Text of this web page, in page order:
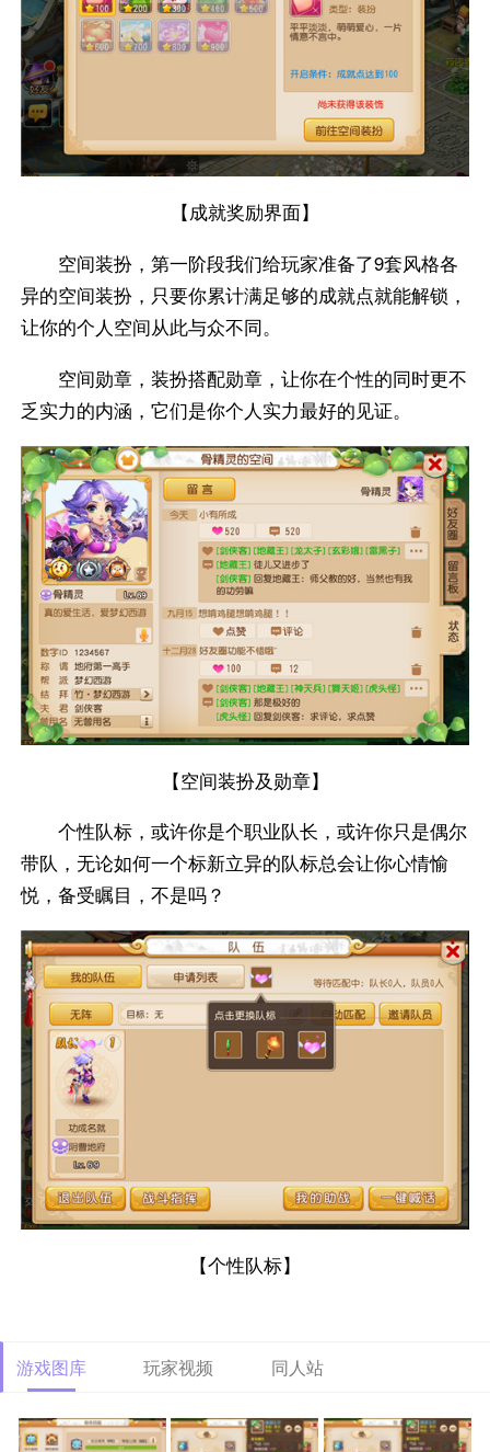
【成就奖励界面】
空间装扮，第一阶段我们给玩家准备了9套风格各
异的空间装扮，只要你累计满足够的成就点就能解锁，
让你的个人空间从此与众不同。
空间勋章，装扮搭配勋章，让你在个性的同时更不
乏实力的内涵，它们是你个人实力最好的见证。
【空间装扮及勋章】
个性队标，或许你是个职业队长，或许你只是偶尔
带队，无论如何一个标新立异的队标总会让你心情愉
悦，备受瞩目，不是吗？
【个性队标】
游戏图库 玩家视频 同人站